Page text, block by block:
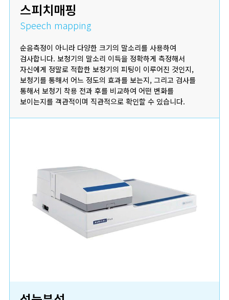
스피치매핑
Speech mapping
순음측정이 아니라 다양한 크기의 말소리를 사용하여
검사합니다. 보청기의 말소리 이득을 정확하게 측정해서
자신에게 정말로 적합한 보청기의 피팅이 이루어진 것인지,
보청기를 통해서 어느 정도의 효과를 보는지, 그리고 검사를
통해서 보청기 착용 전과 후를 비교하여 어떤 변화를
보이는지를 객관적이며 직관적으로 확인할 수 있습니다.